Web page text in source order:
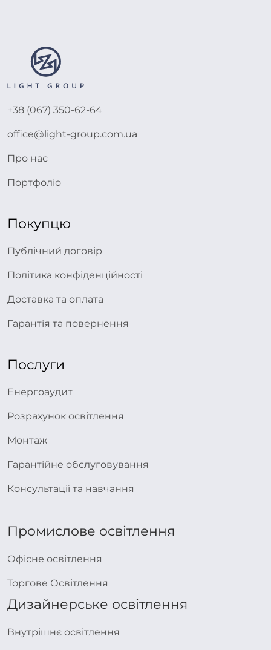
+38 (067) 350-62-64
office@light-group.com.ua
Про нас
Портфоліо
Покупцю
Публічний договір
Політика конфіденційності
Доставка та оплата
Гарантія та повернення
Послуги
Енергоаудит
Розрахунок освітлення
Монтаж
Гарантійне обслуговування
Консультації та навчання
Промислове освітлення
Офісне освітлення
Торгове Освітлення
Дизайнерське освітлення
Внутрішнє освітлення